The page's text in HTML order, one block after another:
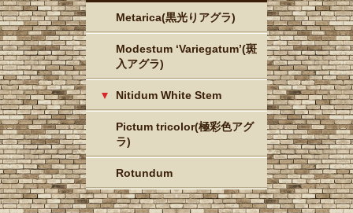
Metarica(黒光りアグラ)
Modestum ‘Variegatum’(斑
入アグラ)
Nitidum White Stem
Pictum tricolor(極彩色アグ
ラ)
Rotundum